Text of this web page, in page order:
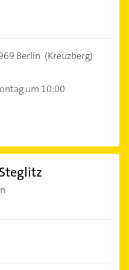
Berlin (Kreuzberg)
um 10:00